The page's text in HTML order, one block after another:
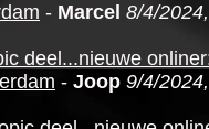
- Marcel 8/4/2024,
deel...nieuwe
- Joop 9/4/2024,